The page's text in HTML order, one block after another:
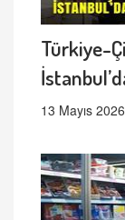
Türkiye-
13 Mayıs